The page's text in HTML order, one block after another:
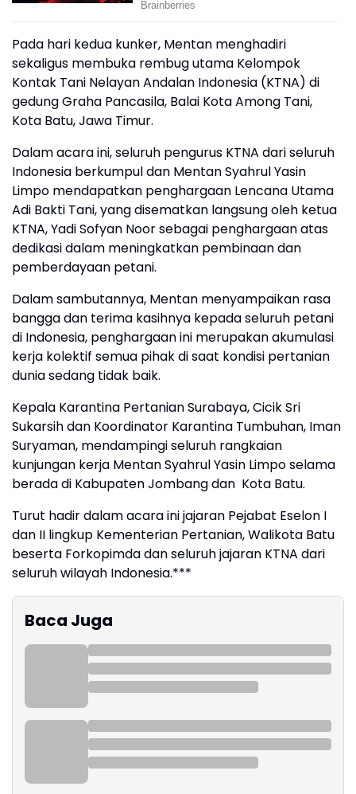
Pada hari kedua kunker, Mentan menghadiri
sekaligus membuka rembug utama Kelompok
Kontak Tani Nelayan Andalan Indonesia (KTNA) di
gedung Graha Pancasila, Balai Kota Among Tani,
Kota Batu, Jawa Timur.
Dalam acara ini, seluruh pengurus KTNA dari seluruh
Indonesia berkumpul dan Mentan Syahrul Yasin
Limpo mendapatkan penghargaan Lencana Utama
Adi Bakti Tani, yang disematkan langsung oleh ketua
KTNA, Yadi Sofyan Noor sebagai penghargaan atas
dedikasi dalam meningkatkan pembinaan dan
pemberdayaan petani.
Dalam sambutannya, Mentan menyampaikan rasa
bangga dan terima kasihnya kepada seluruh petani
di Indonesia, penghargaan ini merupakan akumulasi
kerja kolektif semua pihak di saat kondisi pertanian
dunia sedang tidak baik.
Kepala Karantina Pertanian Surabaya, Cicik Sri
Sukarsih dan Koordinator Karantina Tumbuhan, Iman
Suryaman, mendampingi seluruh rangkaian
kunjungan kerja Mentan Syahrul Yasin Limpo selama
berada di Kabupaten Jombang dan Kota Batu.
Turut hadir dalam acara ini jajaran Pejabat Eselon I
dan II lingkup Kementerian Pertanian, Walikota Batu
beserta Forkopimda dan seluruh jajaran KTNA dari
seluruh wilayah Indonesia.***
Baca Juga